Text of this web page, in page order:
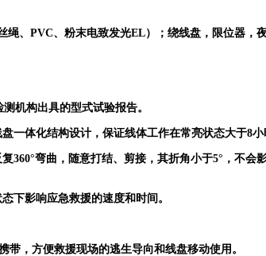
绳、 PVC、粉末电致发光EL）；绕线盘，限位器，
机构出具的型式试验报告。
一体化结构设计，保证线体工作在常亮状态大于8小
360°弯曲，随意打结、剪接，其折角小于5°，不
下影响应急救援的速度和时间。
带，方便救援现场的逃生导向和线盘移动使用。